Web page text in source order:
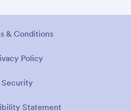
& Conditions
Policy
Security
Statement